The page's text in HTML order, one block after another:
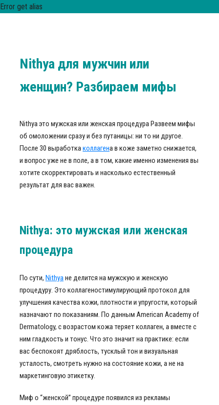
Error get alias
Nithya для мужчин или
женщин? Разбираем мифы
Nithya это мужская или женская процедура Развеем мифы
об омоложении сразу и без путаницы: ни то ни другое.
После 30 выработкаколлагена в коже заметно снижается,
и вопрос уже не в поле, а в том, какие именно изменения вы
хотите скорректировать и насколько естественный
результат для вас важен.
Nithya: это мужская или женская
процедура
По сути, Nithyaне делится на мужскую и женскую
процедуру. Это коллагеностимулирующий протокол для
улучшения качества кожи, плотности и упругости, который
назначают по показаниям. По данным American Academy of
Dermatology, с возрастом кожа теряет коллаген, а вместе с
ним гладкость и тонус. Что это значит на практике: если
вас беспокоят дряблость, тусклый тон и визуальная
усталость, смотреть нужно на состояние кожи, а не на
маркетинговую этикетку.
Миф о “женской” процедуре появился из рекламы